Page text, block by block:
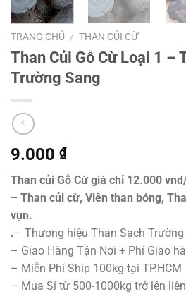
TRANG CHỦ / THAN CỦI CỪ
Than Củi Gỗ Cừ Loại 1 –
Trường Sang
9.000 ₫
Than củi Gỗ Cừ giá chỉ 12.000
– Than củi cừ, Viên than bóng,
vụn.
.– Thương hiệu Than Sạch Trường
– Giao Hàng Tận Nơi + Phí Giao
– Miễn Phí Ship 100kg tại TP.HCM
– Mua Sỉ từ 500-1000kg trở lên